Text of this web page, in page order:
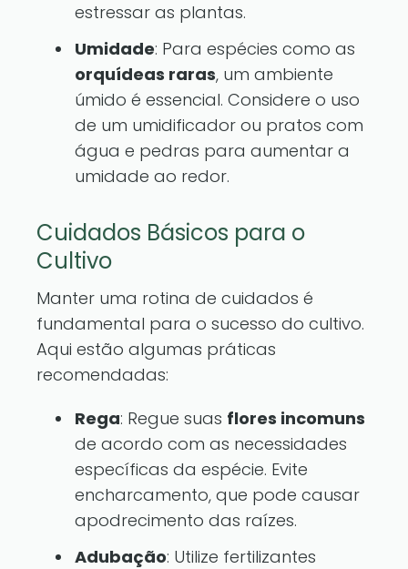
estressar as plantas.
Umidade: Para espécies como as
orquídeas raras, um ambiente
úmido é essencial. Considere o uso
de um umidificador ou pratos com
água e pedras para aumentar a
umidade ao redor.
Cuidados Básicos para o
Cultivo
Manter uma rotina de cuidados é
fundamental para o sucesso do cultivo.
Aqui estão algumas práticas
recomendadas:
Rega: Regue suas flores incomuns
de acordo com as necessidades
específicas da espécie. Evite
encharcamento, que pode causar
apodrecimento das raízes.
Adubação: Utilize fertilizantes